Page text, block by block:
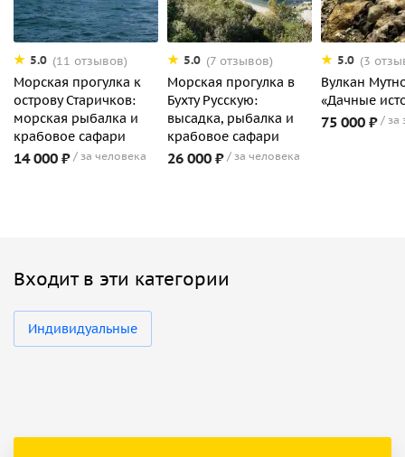
5.0 (11 отзывов)
Морская прогулка к
острову Старичков:
морская рыбалка и
крабовое сафари
14 000 ₽ за человека
5.0 (7 отзывов)
Морская прогулка в
Бухту Русскую:
высадка, рыбалка и
крабовое сафари
26 000 ₽ за человека
5.0 (3
Вулкан
«Дачные
75 000 ₽ за
Входит в эти категории
Индивидуальные